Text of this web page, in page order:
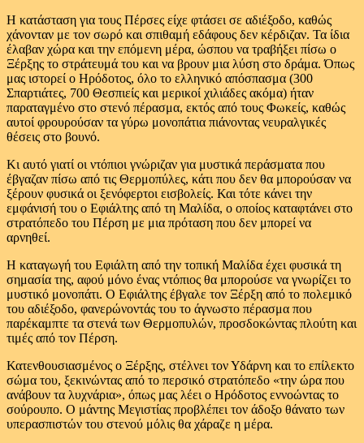
Η κατάσταση για τους Πέρσες είχε φτάσει σε αδιέξοδο, καθώς
χάνονταν με τον σωρό και σπιθαμή εδάφους δεν κέρδιζαν. Τα ίδια
έλαβαν χώρα και την επόμενη μέρα, ώσπου να τραβήξει πίσω ο
Ξέρξης το στράτευμά του και να βρουν μια λύση στο δράμα. Όπως
μας ιστορεί ο Ηρόδοτος, όλο το ελληνικό απόσπασμα (300
Σπαρτιάτες, 700 Θεσπιείς και μερικοί χιλιάδες ακόμα) ήταν
παραταγμένο στο στενό πέρασμα, εκτός από τους Φωκείς, καθώς
αυτοί φρουρούσαν τα γύρω μονοπάτια πιάνοντας νευραλγικές
θέσεις στο βουνό.
Κι αυτό γιατί οι ντόπιοι γνώριζαν για μυστικά περάσματα που
έβγαζαν πίσω από τις Θερμοπύλες, κάτι που δεν θα μπορούσαν να
ξέρουν φυσικά οι ξενόφερτοι εισβολείς. Και τότε κάνει την
εμφάνισή του ο Εφιάλτης από τη Μαλίδα, ο οποίος καταφτάνει στο
στρατόπεδο του Πέρση με μια πρόταση που δεν μπορεί να
αρνηθεί.
Η καταγωγή του Εφιάλτη από την τοπική Μαλίδα έχει φυσικά τη
σημασία της, αφού μόνο ένας ντόπιος θα μπορούσε να γνωρίζει το
μυστικό μονοπάτι. Ο Εφιάλτης έβγαλε τον Ξέρξη από το πολεμικό
του αδιέξοδο, φανερώνοντάς του το άγνωστο πέρασμα που
παρέκαμπτε τα στενά των Θερμοπυλών, προσδοκώντας πλούτη και
τιμές από τον Πέρση.
Κατενθουσιασμένος ο Ξέρξης, στέλνει τον Υδάρνη και το επίλεκτο
σώμα του, ξεκινώντας από το περσικό στρατόπεδο «την ώρα που
ανάβουν τα λυχνάρια», όπως μας λέει ο Ηρόδοτος εννοώντας το
σούρουπο. Ο μάντης Μεγιστίας προβλέπει τον άδοξο θάνατο των
υπερασπιστών του στενού μόλις θα χάραζε η μέρα.